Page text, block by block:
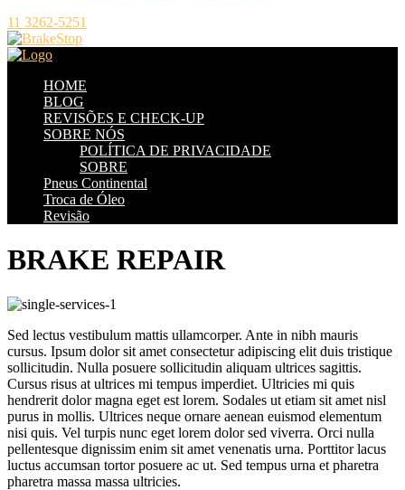
11 3262-5251
HOME
BLOG
REVISÕES E CHECK-UP
SOBRE NÓS
POLÍTICA DE PRIVACIDADE
SOBRE
Pneus Continental
Troca de Óleo
Revisão
BRAKE REPAIR
Sed lectus vestibulum mattis ullamcorper. Ante in nibh mauris
cursus. Ipsum dolor sit amet consectetur adipiscing elit duis tristique
sollicitudin. Nulla posuere sollicitudin aliquam ultrices sagittis.
Cursus risus at ultrices mi tempus imperdiet. Ultricies mi quis
hendrerit dolor magna eget est lorem. Sodales ut etiam sit amet nisl
purus in mollis. Ultrices neque ornare aenean euismod elementum
nisi quis. Vel turpis nunc eget lorem dolor sed viverra. Orci nulla
pellentesque dignissim enim sit amet venenatis urna. Porttitor lacus
luctus accumsan tortor posuere ac ut. Sed tempus urna et pharetra
pharetra massa massa ultricies.